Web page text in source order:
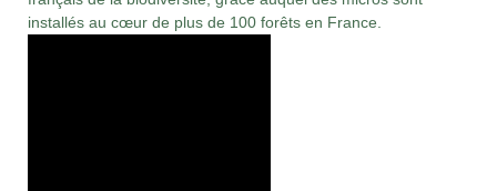
installés au cœur de plus de 100 forêts en France.